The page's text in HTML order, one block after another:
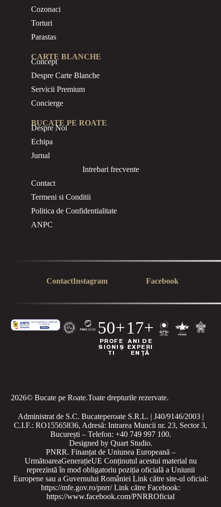
Cozonaci
Torturi
Parastas
CARTE BLANCHE
Concept
Despre Carte Blanche
Servicii Premium
Concierge
BUCATE PE ROATE
Despre Noi
Echipa
Jurnal
Intrebari frecvente
Contact
Termeni si Conditii
Politica de Confidentialitate
ANPC
ContactInstagram Facebook
50+
PROFE
SIONIȘ
TI
17+
ANI DE
EXPERI
ENȚĂ
2026© Bucate pe Roate.Toate drepturile rezervate.
Administrat de S.C. Bucateperoate S.R.L. | J40/9146/2003 |
C.I.F.: RO15565836, Adresă: Intrarea Muncii nr. 23, Sector 3,
București – Telefon: +40 749 997 100.
Designed by Quart Studio.
PNRR. Finanțat de Uniunea Europeană –
UrmătoareaGenerațieUE Conținutul acestui material nu
reprezintă în mod obligatoriu poziția oficială a Uniunii
Europene sau a Guvernului României Link către site-ul oficial:
https://mfe.gov.ro/pnrr/ Link către Facebook:
https://www.facebook.com/PNRROficial